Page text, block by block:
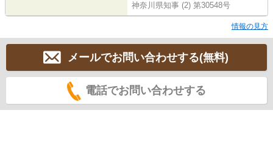
神奈川県知事 (2) 第30548号
情報の見方
メールでお問い合わせする(無料)
電話でお問い合わせする